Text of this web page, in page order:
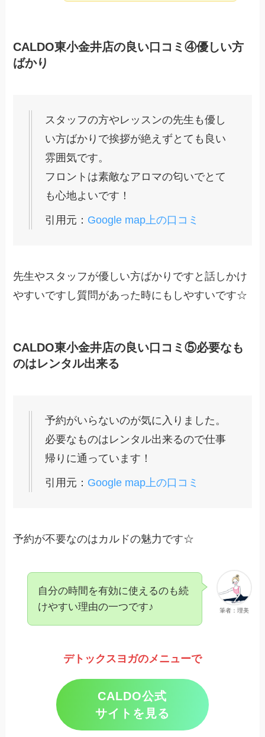
CALDO東小金井店の良い口コミ④優しい方
ばかり
スタッフの方やレッスンの先生も優し
い方ばかりで挨拶が絶えずとても良い
雰囲気です。
フロントは素敵なアロマの匂いでとて
も心地よいです！
引用元： Google map上の口コミ
先生やスタッフが優しい方ばかりですと話しかけ
やすいですし質問があった時にもしやすいです☆
CALDO東小金井店の良い口コミ⑤必要なも
のはレンタル出来る
予約がいらないのが気に入りました。
必要なものはレンタル出来るので仕事
帰りに通っています！
引用元： Google map上の口コミ
予約が不要なのはカルドの魅力です☆
筆者：理美
自分の時間を有効に使えるのも続
けやすい理由の一つです♪
デトックスヨガのメニューで
CALDO公式
サイトを見る